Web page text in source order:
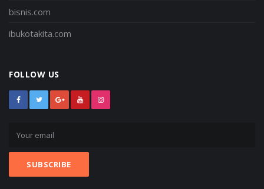
bisnis.com
ibukotakita.com
FOLLOW US